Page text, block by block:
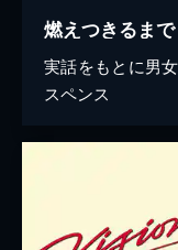
燃えつきるまで
実話をもとに男
スペンス